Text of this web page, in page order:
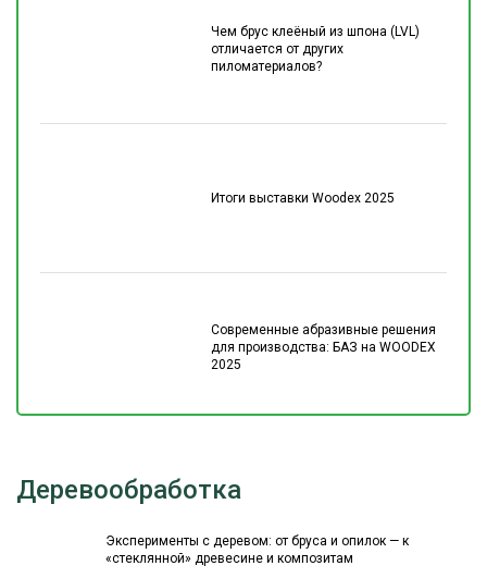
Чем брус клеёный из шпона (LVL)
отличается от других
пиломатериалов?
Итоги выставки Woodex 2025
Современные абразивные решения
для производства: БАЗ на WOODEX
2025
Деревообработка
Эксперименты с деревом: от бруса и опилок — к
«стеклянной» древесине и композитам